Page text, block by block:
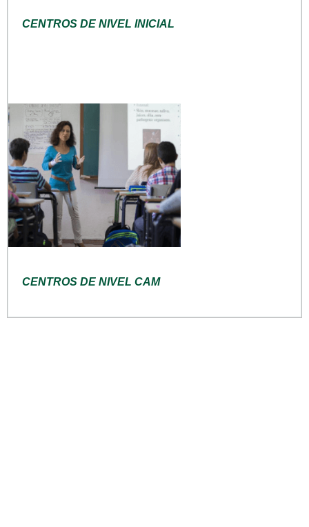
CENTROS DE NIVEL INICIAL
CENTROS DE NIVEL CAM